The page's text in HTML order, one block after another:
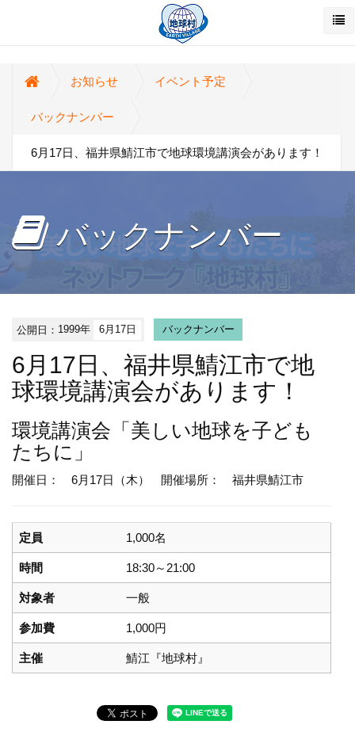
お知らせ イベント予定
バックナンバー
6月17日、福井県鯖江市で地球環境講演会があります！
バックナンバー
公開日： 1999年 6月17日 バックナンバー
6月17日、福井県鯖江市で地
球環境講演会があります！
環境講演会 「美しい地球を子ども
たちに」
開催日： 6月17日（木） 開催場所： 福井県鯖江市
定員 1,000名
時間 18:30～21:00
対象者 一般
参加費 1,000円
主催 鯖江『地球村』